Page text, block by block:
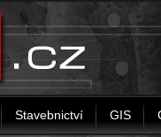
Stavebnictví GIS